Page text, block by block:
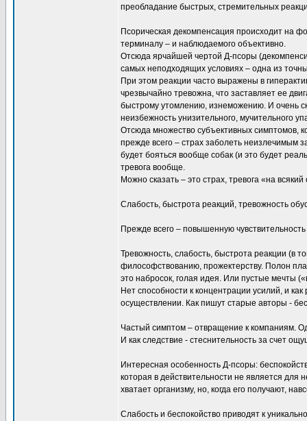
преобладание быстрых, стремительных
Псорическая декомпенсация происходит на
терминалу – и наблюдаемого объективно.
Отсюда ярчайшей чертой Д-псоры
самых неподходящих условиях – одна из
При этом реакции часто выражены в
чрезвычайно тревожна, что заставляет ее
быстрому утомлению, изнеможению. И очень
неизбежность унизительного, мучительного
Отсюда множество субъективных симптомов,
прежде всего – страх заболеть неизлечимым
будет бояться вообще собак (и это будет
тревога вообще.
Можно сказать – это страх, тревога «на всякий
Слабость, быстрота реакций, тревожность
Прежде всего – повышенную
Тревожность, слабость, быстрота реакции (в
философствованию, прожектерству. Полон
это набросок, голая идея. Или пустые мечты
Нет способности к концентрации усилий, и
осуществлении. Как пишут старые авторы -
Частый симптом – отвращение к компаниям.
И как следствие - стеснительность за счет
Интересная особенность Д-псоры:
которая в действительности не является для
хватает организму, но, когда его получают,
Слабость и беспокойство приводят к